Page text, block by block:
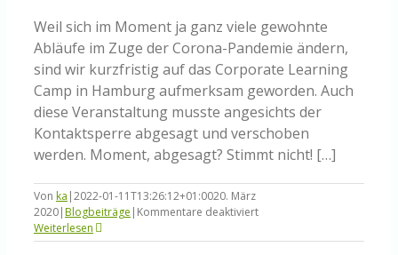
Weil sich im Moment ja ganz viele gewohnte
Abläufe im Zuge der Corona-Pandemie ändern,
sind wir kurzfristig auf das Corporate Learning
Camp in Hamburg aufmerksam geworden. Auch
diese Veranstaltung musste angesichts der
Kontaktsperre abgesagt und verschoben
werden. Moment, abgesagt? Stimmt nicht! […]
Von ka |2022-01-11T13:26:12+01:0020. März
2020|Blogbeiträge | Kommentare deaktiviertfür
Session
Weiterlesen